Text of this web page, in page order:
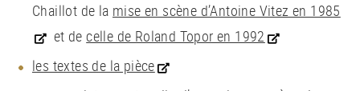
Chaillot de la mise en scène d’Antoine Vitez en 1985
et decelle de Roland Topor en 1992
les textes de la pièce